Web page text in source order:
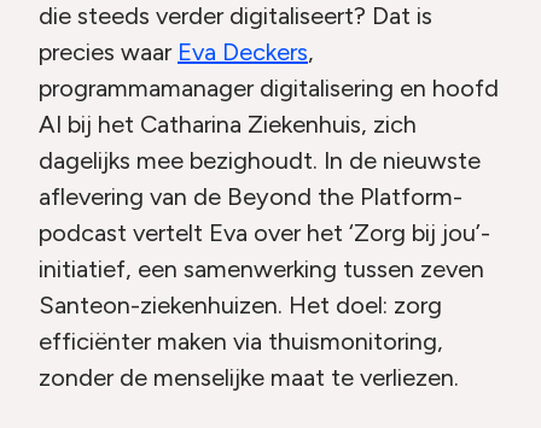
die steeds verder digitaliseert? Dat is
precies waar Eva Deckers,
programmamanager digitalisering en hoofd
AI bij het Catharina Ziekenhuis, zich
dagelijks mee bezighoudt. In de nieuwste
aflevering van de Beyond the Platform-
podcast vertelt Eva over het ‘Zorg bij jou’-
initiatief, een samenwerking tussen zeven
Santeon-ziekenhuizen. Het doel: zorg
efficiënter maken via thuismonitoring,
zonder de menselijke maat te verliezen.